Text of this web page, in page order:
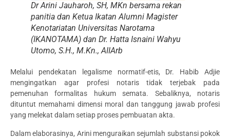
Dr Arini Jauharoh, SH, MKn bersama rekan
panitia dan Ketua Ikatan Alumni Magister
Kenotariatan Universitas Narotama
(IKANOTAMA) dan Dr. Hatta Isnaini Wahyu
Utomo, S.H., M.Kn., AIIArb
Melalui pendekatan legalisme normatif-etis, Dr. Habib Adjie
mengingatkan agar profesi notaris tidak terjebak pada
pemenuhan formalitas hukum semata. Sebaliknya, notaris
dituntut memahami dimensi moral dan tanggung jawab profesi
yang melekat dalam setiap proses pembuatan akta.
Dalam elaborasinya, Arini menguraikan sejumlah substansi pokok